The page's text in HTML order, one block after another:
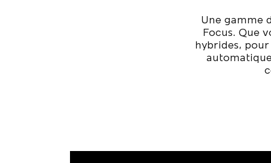
Une gamme
Focus. Que
hybrides,